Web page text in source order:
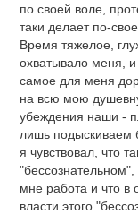
по своей воле,
таки делает по-
Время тяжелое,
охватывало меня, и
самое для меня
на всю мою
убеждения наши -
лишь подыскиваем
я чувствовал, что
мне работа и что в
власти этого